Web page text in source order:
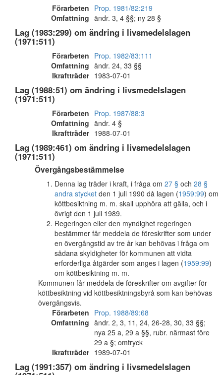
Förarbeten Prop. 1981/82:219
Omfattning ändr. 3, 4 §§; ny 28 §
Lag (1983:299) om ändring i livsmedelslagen
(1971:511)
Förarbeten Prop. 1982/83:111
Omfattning ändr. 24, 33 §§
Ikraftträder 1983-07-01
Lag (1988:51) om ändring i livsmedelslagen
(1971:511)
Förarbeten Prop. 1987/88:3
Omfattning ändr. 4 §
Ikraftträder 1988-07-01
Lag (1989:461) om ändring i livsmedelslagen
(1971:511)
Övergångsbestämmelse
Denna lag träder i kraft, i fråga om 27 § och 28 §
andra stycket den 1 juli 1990 då lagen (1959:99) om
köttbesiktning m. m. skall upphöra att gälla, och i
övrigt den 1 juli 1989.
Regeringen eller den myndighet regeringen
bestämmer får meddela de föreskrifter som under
en övergångstid av tre år kan behövas i fråga om
sådana skyldigheter för kommunen att vidta
erforderliga åtgärder som anges i lagen (1959:99)
om köttbesiktning m. m.
Kommunen får meddela de föreskrifter om avgifter för
köttbesiktning vid köttbesiktningsbyrå som kan behövas
övergångsvis.
Förarbeten Prop. 1988/89:68
Omfattning ändr. 2, 3, 11, 24, 26-28, 30, 33 §§;
nya 25 a, 29 a §§, rubr. närmast före
29 a §; omtryck
Ikraftträder 1989-07-01
Lag (1991:357) om ändring i livsmedelslagen